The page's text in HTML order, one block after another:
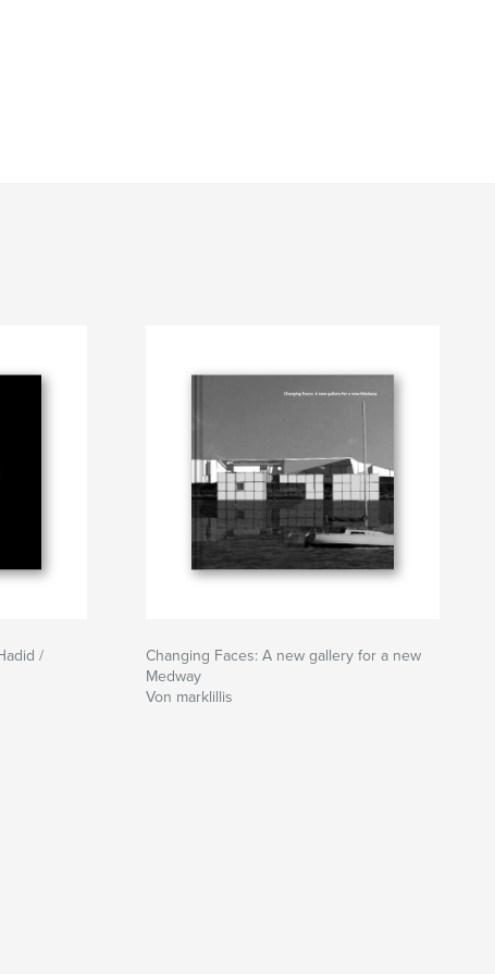
/
Changing Faces: A new gallery for a new
Medway
Von marklillis